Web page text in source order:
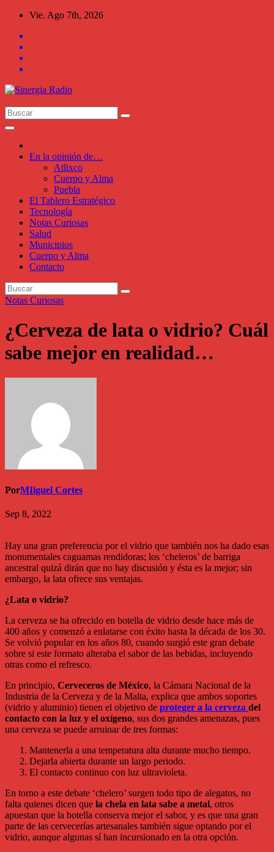
Saltar
contenido
Vie. Ago 7th, 2026
En la opinión de…
Atlixco
Cuerpo y Alma
Puebla
El Tablero Estratégico
Tecnología
Notas Curiosas
Salud
Municipios
Cuerpo y Alma
Contacto
Notas Curiosas
¿Cerveza de lata o vidrio? Cuál
sabe mejor en realidad…
PorMIiguel Cortes
Sep 8, 2022
Hay una gran preferencia por el vidrio que también nos ha dado esas
monumentales caguamas rendidoras; los ‘cheleros’ de barriga
ancestral quizá dirán que no hay discusión y ésta es la mejor; sin
embargo, la lata ofrece sus ventajas.
¿Lata o vidrio?
La cerveza se ha ofrecido en botella de vidrio desde hace más de
400 años y comenzó a enlatarse con éxito hasta la década de los 30.
Se volvió popular en los años 80, cuando surgió este gran debate
sobre si este formato alteraba el sabor de las bebidas, incluyendo
otras como el refresco.
En principio, Cerveceros de México, la Cámara Nacional de la
Industria de la Cerveza y de la Malta, explica que ambos soportes
(vidrio y aluminio) tienen el objetivo de proteger a la cerveza del
contacto con la luz y el oxígeno, sus dos grandes amenazas, pues
una cerveza se puede arruinar de tres formas:
Mantenerla a una temperatura alta durante mucho tiempo.
Dejarla abierta durante un largo periodo.
El contacto continuo con luz ultravioleta.
En torno a este debate ‘chelero’ surgen todo tipo de alegatos, no
falta quienes dicen que la chela en lata sabe a metal, otros
apuestan que la botella conserva mejor el sabor, y es que una gran
parte de las cervecerías artesanales también sigue optando por el
vidrio, aunque algunas sí han incursionado en la otra opción.